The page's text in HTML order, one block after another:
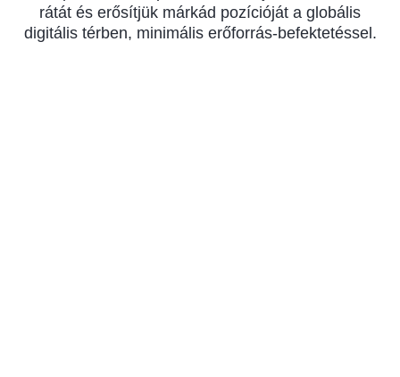
rátát és erősítjük márkád pozícióját a globális
digitális térben, minimális erőforrás-befektetéssel.